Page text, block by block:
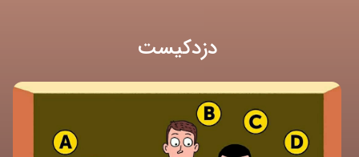
دزدکیست